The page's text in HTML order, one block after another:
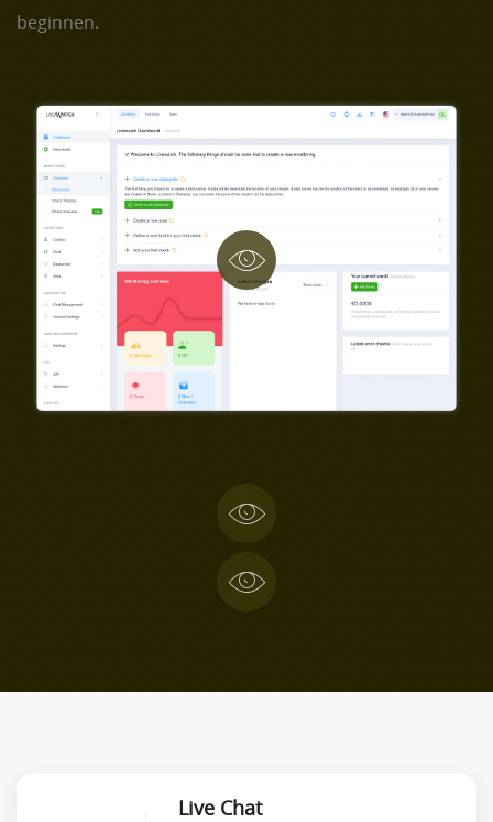
beginnen.
Live Chat